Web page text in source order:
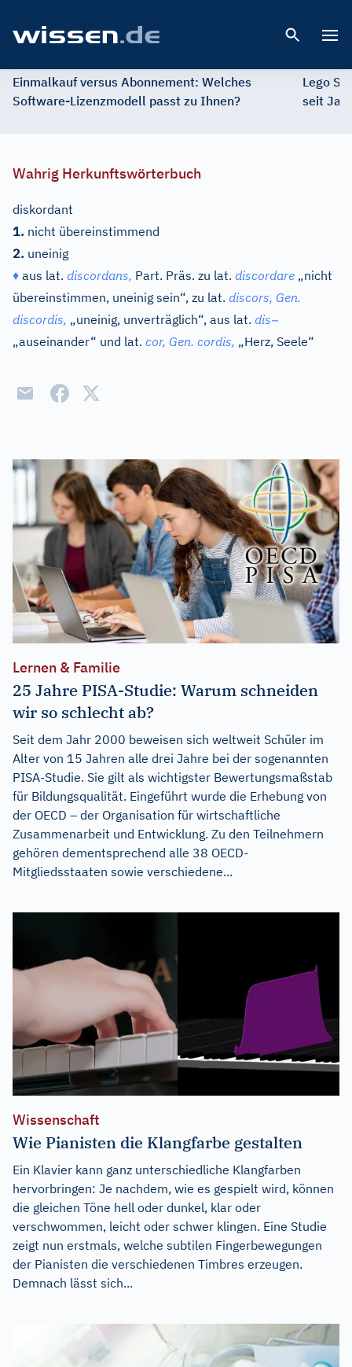
Einmalkauf versus Abonnement: Welches
Software-Lizenzmodell passt zu Ihnen?
Lego
seit
Wahrig Herkunftswörterbuch
diskordant
1. nicht übereinstimmend
2. uneinig
♦ aus lat. discordans, Part. Präs. zu lat. discordare „nicht
übereinstimmen, uneinig sein“, zu lat. discors, Gen.
discordis, „uneinig, unverträglich“, aus lat. dis–
„auseinander“ und lat. cor, Gen. cordis, „Herz, Seele“
Lernen & Familie
25 Jahre PISA-Studie: Warum schneiden
wir so schlecht ab?
Seit dem Jahr 2000 beweisen sich weltweit Schüler im
Alter von 15 Jahren alle drei Jahre bei der sogenannten
PISA-Studie. Sie gilt als wichtigster Bewertungsmaßstab
für Bildungsqualität. Eingeführt wurde die Erhebung von
der OECD – der Organisation für wirtschaftliche
Zusammenarbeit und Entwicklung. Zu den Teilnehmern
gehören dementsprechend alle 38 OECD-
Mitgliedsstaaten sowie verschiedene...
Wissenschaft
Wie Pianisten die Klangfarbe gestalten
Ein Klavier kann ganz unterschiedliche Klangfarben
hervorbringen: Je nachdem, wie es gespielt wird, können
die gleichen Töne hell oder dunkel, klar oder
verschwommen, leicht oder schwer klingen. Eine Studie
zeigt nun erstmals, welche subtilen Fingerbewegungen
der Pianisten die verschiedenen Timbres erzeugen.
Demnach lässt sich...